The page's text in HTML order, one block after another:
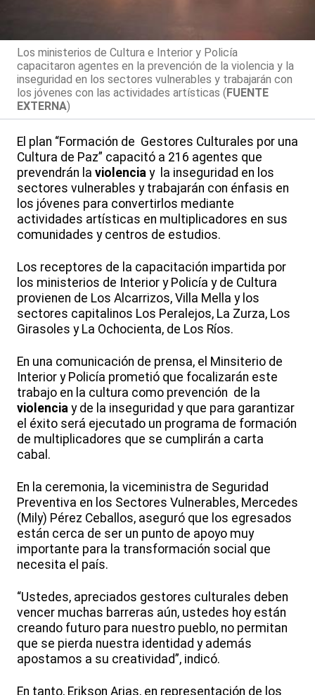
Los ministerios de Cultura e Interior y Policía
capacitaron agentes en la prevención de la violencia y la
inseguridad en los sectores vulnerables y trabajarán con
los jóvenes con las actividades artísticas (FUENTE
EXTERNA)
El plan “Formación de Gestores Culturales por una
Cultura de Paz” capacitó a 216 agentes que
prevendrán la violencia y la inseguridad en los
sectores vulnerables y trabajarán con énfasis en
los jóvenes para convertirlos mediante
actividades artísticas en multiplicadores en sus
comunidades y centros de estudios.
Los receptores de la capacitación impartida por
los ministerios de Interior y Policía y de Cultura
provienen de Los Alcarrizos, Villa Mella y los
sectores capitalinos Los Peralejos, La Zurza, Los
Girasoles y La Ochocienta, de Los Ríos.
En una comunicación de prensa, el Minsiterio de
Interior y Policía prometió que focalizarán este
trabajo en la cultura como prevención de la
violencia y de la inseguridad y que para garantizar
el éxito será ejecutado un programa de formación
de multiplicadores que se cumplirán a carta
cabal.
En la ceremonia, la viceministra de Seguridad
Preventiva en los Sectores Vulnerables, Mercedes
(Mily) Pérez Ceballos, aseguró que los egresados
están cerca de ser un punto de apoyo muy
importante para la transformación social que
necesita el país.
“Ustedes, apreciados gestores culturales deben
vencer muchas barreras aún, ustedes hoy están
creando futuro para nuestro pueblo, no permitan
que se pierda nuestra identidad y además
apostamos a su creatividad”, indicó.
En tanto, Erikson Arias, en representación de los